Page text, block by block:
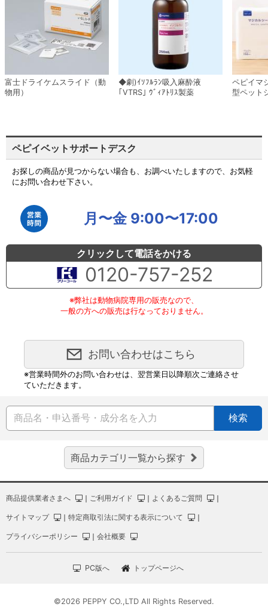
富士ドライケムスライド（動
物用）
◆劇)ｲｿﾌﾙﾗﾝ吸入麻酔液
｢VTRS｣ ｳﾞｨｱﾄﾘｽ製薬
ペピイマ
型ペット
ペピイベットサポートデスク
お探しの商品が見つからない場合も、お調べいたしますので、お気軽
にお問い合わせ下さい。
月〜金 9:00〜17:00
クリックして電話をかける
0120-757-252
※弊社は動物病院専用の販売なので、
一般の方への販売は行なっておりません。
お問い合わせはこちら
※営業時間外のお問い合わせは、翌営業日以降順次ご連絡させ
ていただきます。
検索
商品カテゴリ一覧から探す
商品提供業者さまへ ｜ ご利用ガイド ｜ よくあるご質問 ｜
サイトマップ ｜ 特定商取引法に関する表示について ｜
プライバシーポリシー ｜ 会社概要
PC版へ トップページへ
©2026 PEPPY CO.,LTD All Rights Reserved.